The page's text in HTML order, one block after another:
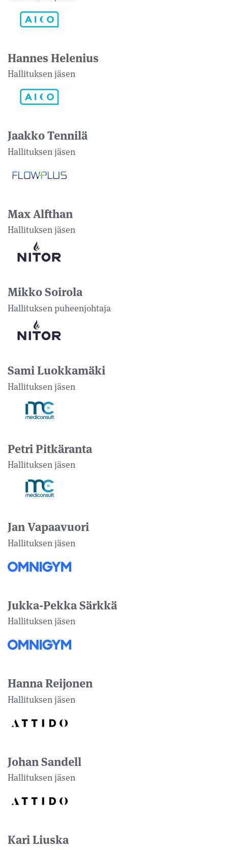
Hannes Helenius
Hallituksen jäsen
Jaakko Tennilä
Hallituksen jäsen
Max Alfthan
Hallituksen jäsen
Mikko Soirola
Hallituksen puheenjohtaja
Sami Luokkamäki
Hallituksen jäsen
Petri Pitkäranta
Hallituksen jäsen
Jan Vapaavuori
Hallituksen jäsen
Jukka-Pekka Särkkä
Hallituksen jäsen
Hanna Reijonen
Hallituksen jäsen
Johan Sandell
Hallituksen jäsen
Kari Liuska